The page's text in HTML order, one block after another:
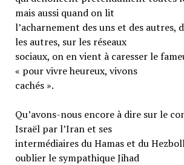
mais aussi quand on lit
l’acharnement des uns et des autres,
les autres, sur les réseaux
sociaux, on en vient à caresser le
« pour vivre heureux, vivons
cachés ».
Qu’avons-nous encore à dire sur le
Israël par l’Iran et ses
intermédiaires du Hamas et du
oublier le sympathique Jihad